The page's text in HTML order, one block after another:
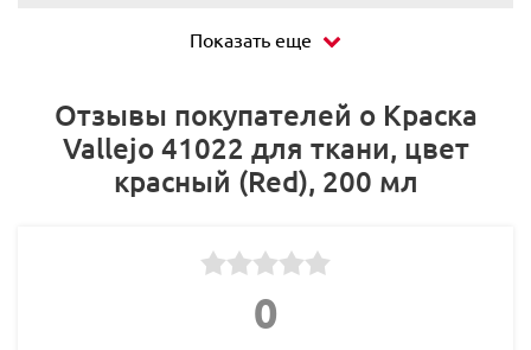
Показать еще
Отзывы покупателей о Краска
Vallejo 41022 для ткани, цвет
красный (Red), 200 мл
0